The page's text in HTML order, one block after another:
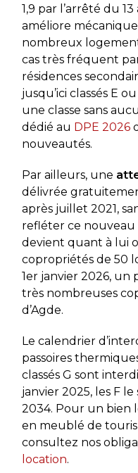
1,9 par l’arrêté du
améliore
nombreux
cas très fréquent
résidences
jusqu’ici classés E
une classe sans
dédié au DPE 2026
nouveautés.
Par ailleurs, une
délivrée
après juillet 2021,
refléter ce nouveau
devient quant à lui
copropriétés de 50
1er janvier 2026, un
très nombreuses
d’Agde.
Le calendrier
passoires
classés G sont
janvier 2025, les F
2034. Pour un bien
en meublé de
consultez nos
location.